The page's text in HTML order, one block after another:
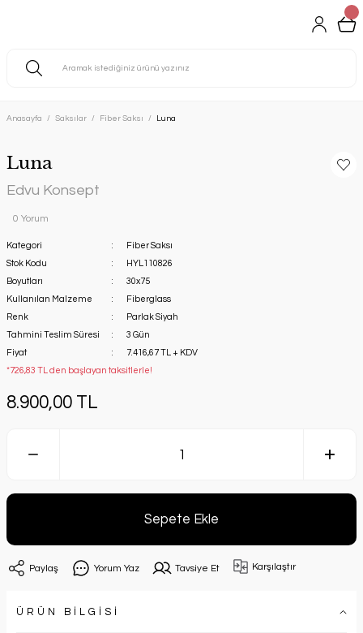
Anasayfa Saksılar Fiber Saksı Luna
Luna
Edvu Konsept
0 Yorum
Kategori
Fiber Saksı
Stok Kodu
HYL110826
Boyutları
30x75
Kullanılan Malzeme
Fiberglass
Renk
Parlak Siyah
Tahmini Teslim Süresi
3 Gün
Fiyat
7.416,67 TL + KDV
*726,83 TL den başlayan taksitlerle!
8.900,00 TL
Sepete Ekle
Paylaş Yorum Yaz Tavsiye Et Karşılaştır
ÜRÜN BİLGİSİ